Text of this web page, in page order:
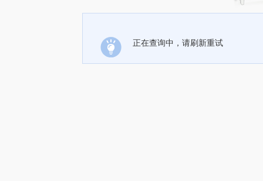
正在查询中，请刷新重试